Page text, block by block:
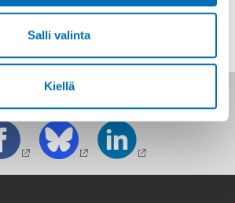
Salli valinta
Kiellä